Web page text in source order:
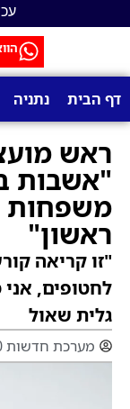
דף הבית נתניה
ראש
"אשבות
משפחות
ראשון"
"זו קריאה
לחטופים,
גלית שאול
מערכת חדשות 90